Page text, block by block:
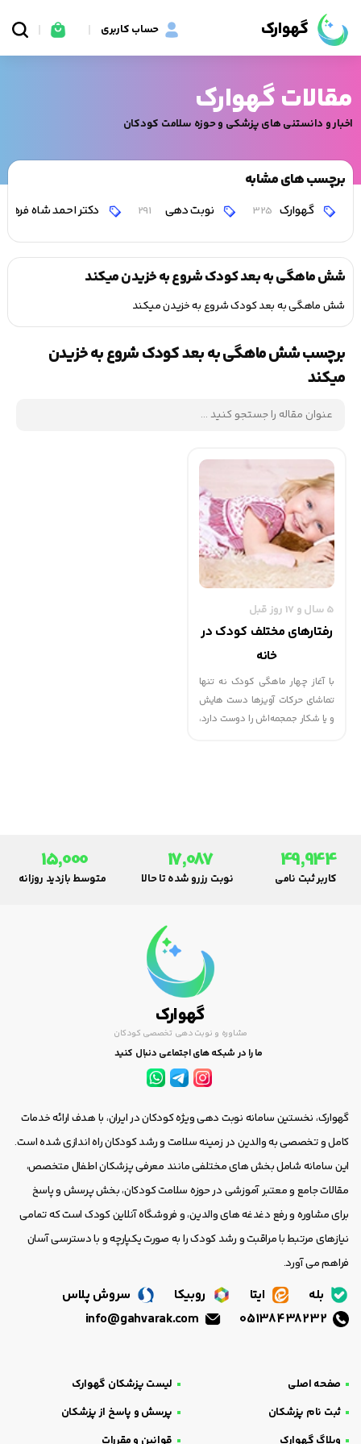
گهوارک حساب کاربری
مقالات گهوارک
اخبار و دانستنی های پزشکی و حوزه سلامت کودکان
برچسب های مشابه
گهوارک 325 نوبت دهی 291 دکتر احمد شاه فرهت
شش ماهگی به بعد کودک شروع به خزیدن میکند
شش ماهگی به بعد کودک شروع به خزیدن میکند
برچسب شش ماهگی به بعد کودک شروع به خزیدن
میکند
5 سال و 17 روز قبل
رفتارهای مختلف کودک در
خانه
با آغاز چهار ماهگی کودک نه تنها
تماشای حرکات آویزها دست هایش
و یا شکار جمجمه‌اش را دوست دارد،
49,944
کاربر ثبت نامی
17,087
نوبت رزرو شده تا حالا
15,000
متوسط بازدید روزانه
گهوارک
مشاوره و نوبت دهی تخصصی کودکان
ما را در شبکه های اجتماعی دنبال کنید
گهوارک، نخستین سامانه نوبت دهی ویژه کودکان در ایران، با هدف ارائه خدمات
کامل و تخصصی به والدین در زمینه سلامت و رشد کودکان راه اندازی شده است.
این سامانه شامل بخش های مختلفی مانند معرفی پزشکان اطفال متخصص،
مقالات جامع و معتبر آموزشی در حوزه سلامت کودکان، بخش پرسش و پاسخ
برای مشاوره و رفع دغدغه های والدین، و فروشگاه آنلاین کودک است که تمامی
نیازهای مرتبط با مراقبت و رشد کودک را به صورت یکپارچه و با دسترسی آسان
فراهم می آورد.
بله ایتا روبیکا
سروش پلاس
صفحه اصلی
لیست پزشکان گهوارک
ثبت نام پزشکان
پرسش و پاسخ از پزشکان
وبلاگ گهوارک
قوانین و مقررات